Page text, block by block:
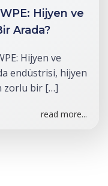
Hijyen ve
Arada?
Hijyen ve
endüstrisi, hijyen
zorlu bir […]
read more...